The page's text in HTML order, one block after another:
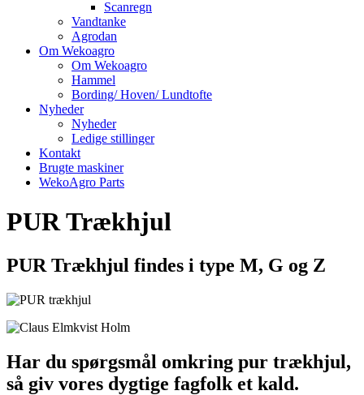
Scanregn
Vandtanke
Agrodan
Om Wekoagro
Om Wekoagro
Hammel
Bording/ Hoven/ Lundtofte
Nyheder
Nyheder
Ledige stillinger
Kontakt
Brugte maskiner
WekoAgro Parts
PUR Trækhjul
PUR Trækhjul findes i type M, G og Z
Har du spørgsmål omkring pur trækhjul,
så giv vores dygtige fagfolk et kald.